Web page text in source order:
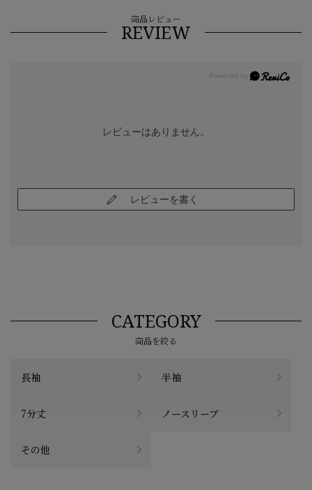
商品レビュー
REVIEW
レビューはありません。
レビューを書く
CATEGORY
商品を絞る
長袖 半袖
7分丈 ノースリーブ
その他